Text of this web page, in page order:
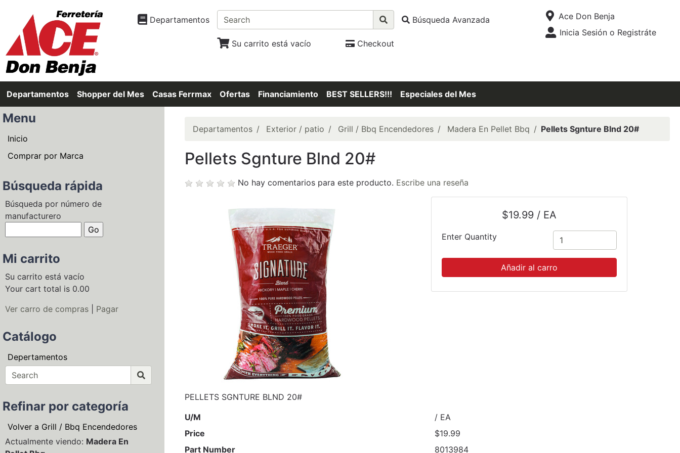
Departamentos Búsqueda Avanzada
Su carrito está vacío Checkout
Abrir Menú
Tienda
Ace Don Benja
Menú
Inicia Sesión o Registráte
Departamentos Shopper del Mes Casas Ferrmax Ofertas Financiamiento BEST SELLERS!!! Especiales del Mes
Menu
Inicio
Comprar por Marca
Búsqueda rápida
Búsqueda por número de
manufacturero
Mi carrito
Su carrito está vacío
Your cart total is 0.00
Ver carro de compras
Pagar
Catálogo
Depertamentos
Refinar por categoría
Volver a Grill / Bbq Encendedores
Actualmente viendo: Madera En
Departamentos Exterior / patio Grill / Bbq Encendedores Madera En Pellet Bbq Pellets Sgnture Blnd 20#
Pellets Sgnture Blnd 20#
No hay comentarios para este producto. Escribe una reseña
$19.99 / EA
Enter Quantity
Añadir al carro
PELLETS SGNTURE BLND 20#
U/M
/ EA
Price
$19.99
Part Number
8013984